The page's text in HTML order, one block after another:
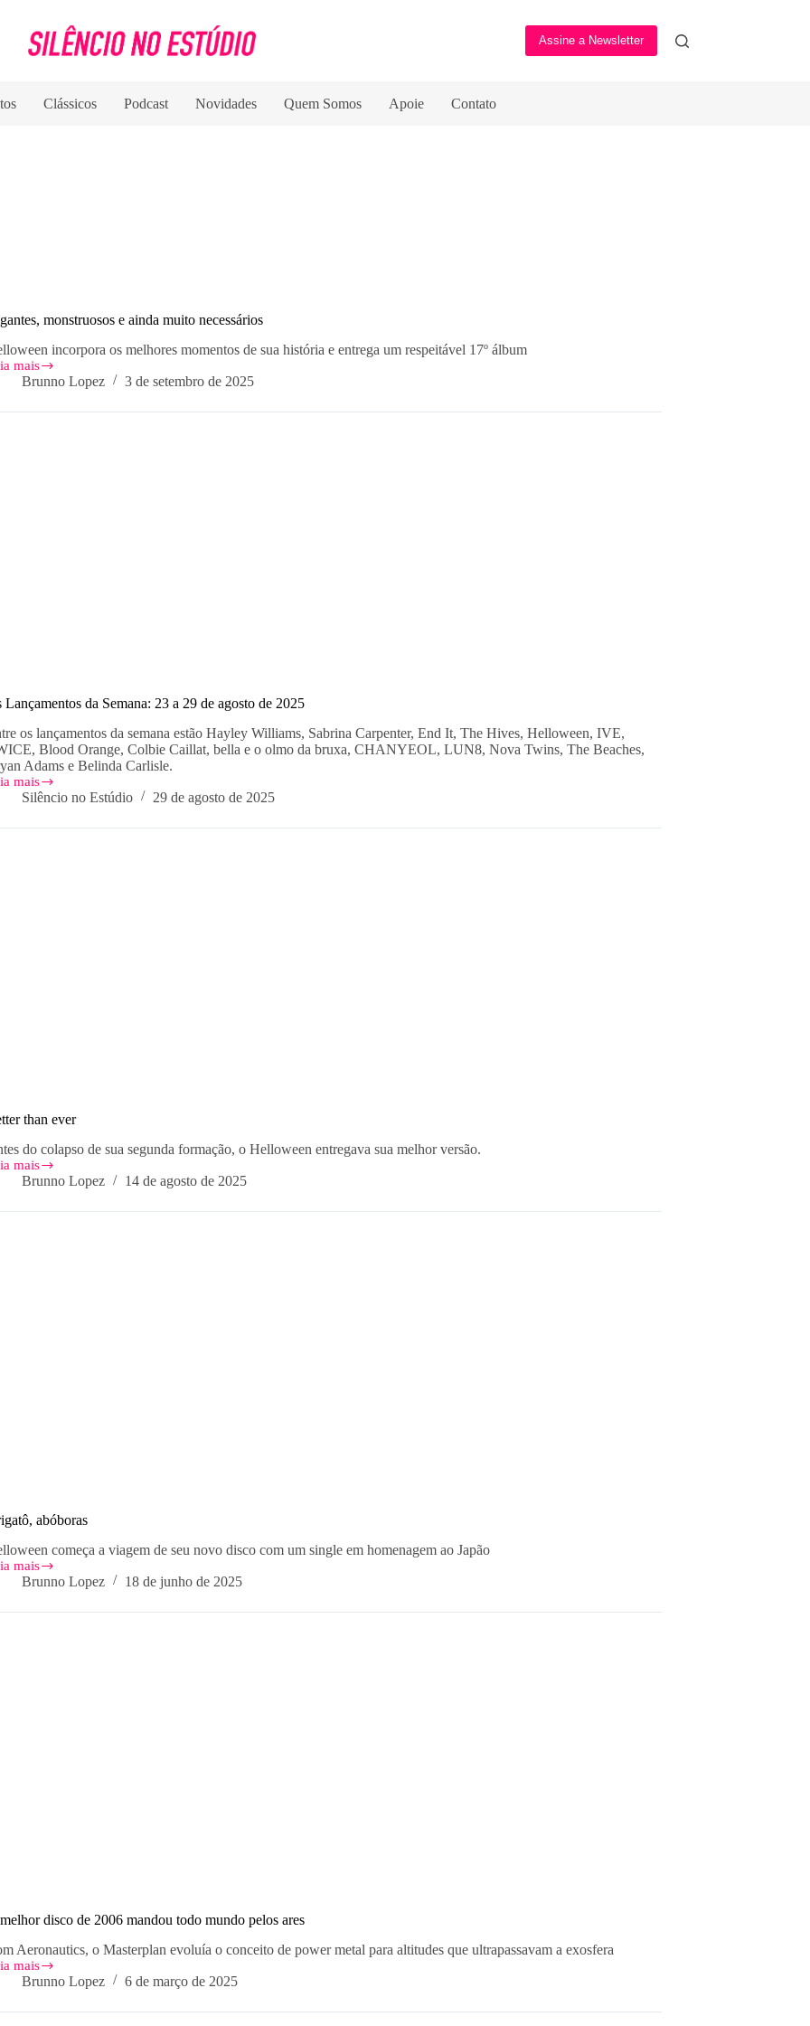
Assine a Newsletter
Clássicos Podcast Novidades Quem Somos Apoie Contato
monstruosos e ainda muito necessários
incorpora os melhores momentos de sua história e entrega um respeitável 17º álbum
mais
Brunno Lopez 3 de setembro de 2025
Lançamentos da Semana: 23 a 29 de agosto de 2025
os lançamentos da semana estão Hayley Williams, Sabrina Carpenter, End It, The Hives, Helloween, IVE,
Blood Orange, Colbie Caillat, bella e o olmo da bruxa, CHANYEOL, LUN8, Nova Twins, The Beaches,
Adams e Belinda Carlisle.
mais
Silêncio no Estúdio 29 de agosto de 2025
than ever
do colapso de sua segunda formação, o Helloween entregava sua melhor versão.
mais
Brunno Lopez 14 de agosto de 2025
abóboras
começa a viagem de seu novo disco com um single em homenagem ao Japão
mais
Brunno Lopez 18 de junho de 2025
disco de 2006 mandou todo mundo pelos ares
Aeronautics, o Masterplan evoluía o conceito de power metal para altitudes que ultrapassavam a exosfera
mais
Brunno Lopez 6 de março de 2025